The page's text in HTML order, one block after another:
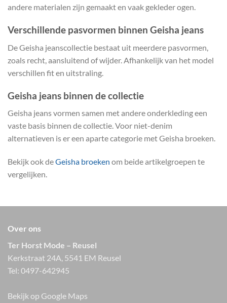
andere materialen zijn gemaakt en vaak gekleder ogen.
Verschillende pasvormen binnen Geisha jeans
De Geisha jeanscollectie bestaat uit meerdere pasvormen,
zoals recht, aansluitend of wijder. Afhankelijk van het model
verschillen fit en uitstraling.
Geisha jeans binnen de collectie
Geisha jeans vormen samen met andere onderkleding een
vaste basis binnen de collectie. Voor niet-denim
alternatieven is er een aparte categorie met Geisha broeken.
Bekijk ook deGeisha broeken om beide artikelgroepen te
vergelijken.
Over ons
Ter Horst Mode – Reusel
Kerkstraat 24A, 5541 EM Reusel
Tel: 0497-642945
Bekijk op Google Maps